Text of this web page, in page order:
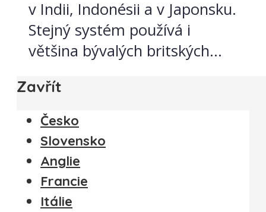
v Indii, Indonésii a v Japonsku.
Stejný systém používá i
většina bývalých britských...
Zavřít
Česko
Slovensko
Anglie
Francie
Itálie